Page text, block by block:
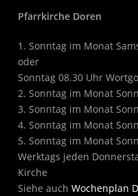
Pfarrkirche Doren
1. Sonntag im Monat
oder
Sonntag 08.30 Uhr
2. Sonntag im Monat
3. Sonntag im Monat
4. Sonntag im Monat
5. Sonntag im Monat
Werktags jeden
Kirche
Siehe auchWochenplan